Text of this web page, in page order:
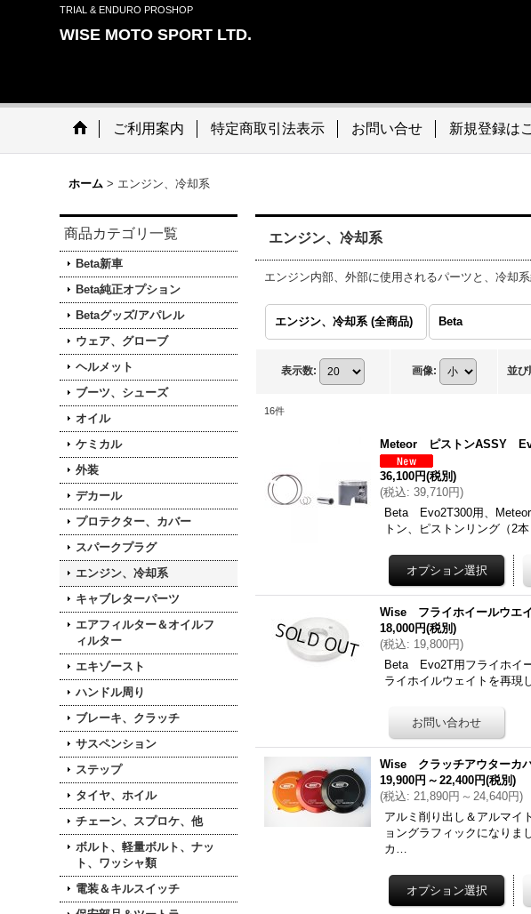
TRIAL & ENDURO PROSHOP
WISE MOTO SPORT LTD.
ご利用案内 特定商取引法表示 お問い合せ 新規登録は
ホーム > エンジン、冷却系
商品カテゴリ一覧
Beta新車
Beta純正オプション
Betaグッズ/アパレル
ウェア、グローブ
ヘルメット
ブーツ、シューズ
オイル
ケミカル
外装
デカール
プロテクター、カバー
スパークプラグ
エンジン、冷却系
キャブレターパーツ
エアフィルター＆オイルフ
ィルター
エキゾースト
ハンドル周り
ブレーキ、クラッチ
サスペンション
ステップ
タイヤ、ホイル
チェーン、スプロケ、他
ボルト、軽量ボルト、ナッ
ト、ワッシャ類
電装＆キルスイッチ
エンジン、冷却系
エンジン内部、外部に使用されるパーツと、冷却
エンジン、冷却系 (全商品) Beta
表示数: 画像: 並び
16件
Meteor ピストンASSY
36,100円(税別)
(税込: 39,710円)
Beta Evo2T300用、
トン、ピストンリング（2
Wise フライホイールウエ
18,000円(税別)
(税込: 19,800円)
Beta Evo2T用フライホイ
ライホイルウェイトを再現
Wise クラッチアウターカ
19,900円 ～ 22,400円(税別)
(税込: 21,890円 ～ 24,640円)
アルミ削り出し＆アルマイ
ョングラフィックになりま
カ…